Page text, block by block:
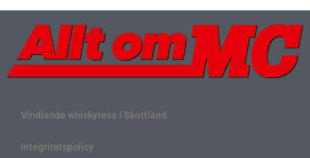
Vindlande whiskyresa i Skottland
Integritetspolicy